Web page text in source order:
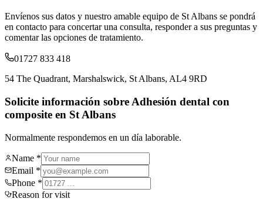
Envíenos sus datos y nuestro amable equipo de St Albans se pondrá
en contacto para concertar una consulta, responder a sus preguntas y
comentar las opciones de tratamiento.
01727 833 418
54 The Quadrant, Marshalswick, St Albans, AL4 9RD
Solicite información sobre Adhesión dental con
composite en St Albans
Normalmente respondemos en un día laborable.
Name *
Email *
Phone *
Reason for visit